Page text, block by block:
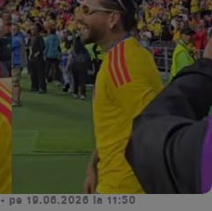
• pe 19.06.2026 la 11:50